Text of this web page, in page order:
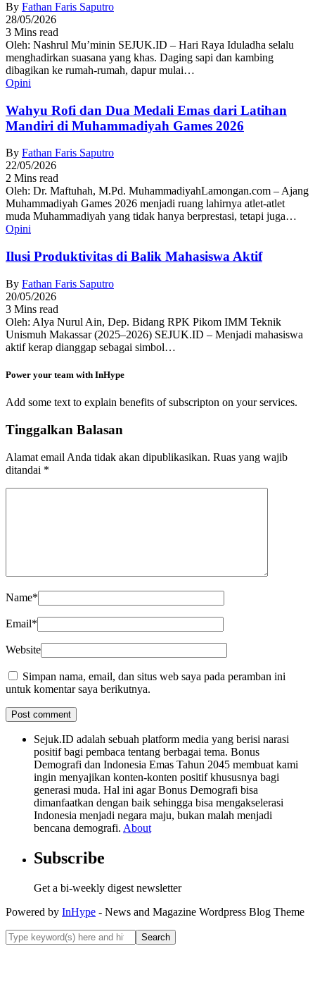
By Fathan Faris Saputro
28/05/2026
3 Mins read
Oleh: Nashrul Mu’minin SEJUK.ID – Hari Raya Iduladha selalu
menghadirkan suasana yang khas. Daging sapi dan kambing
dibagikan ke rumah-rumah, dapur mulai…
Opini
Wahyu Rofi dan Dua Medali Emas dari Latihan
Mandiri di Muhammadiyah Games 2026
By Fathan Faris Saputro
22/05/2026
2 Mins read
Oleh: Dr. Maftuhah, M.Pd. MuhammadiyahLamongan.com – Ajang
Muhammadiyah Games 2026 menjadi ruang lahirnya atlet-atlet
muda Muhammadiyah yang tidak hanya berprestasi, tetapi juga…
Opini
Ilusi Produktivitas di Balik Mahasiswa Aktif
By Fathan Faris Saputro
20/05/2026
3 Mins read
Oleh: Alya Nurul Ain, Dep. Bidang RPK Pikom IMM Teknik
Unismuh Makassar (2025–2026) SEJUK.ID – Menjadi mahasiswa
aktif kerap dianggap sebagai simbol…
Power your team with InHype
Add some text to explain benefits of subscripton on your services.
Tinggalkan Balasan
Alamat email Anda tidak akan dipublikasikan. Ruas yang wajib
ditandai *
Name*
Email*
Website
Simpan nama, email, dan situs web saya pada peramban ini
untuk komentar saya berikutnya.
Sejuk.ID adalah sebuah platform media yang berisi narasi
positif bagi pembaca tentang berbagai tema. Bonus
Demografi dan Indonesia Emas Tahun 2045 membuat kami
ingin menyajikan konten-konten positif khususnya bagi
generasi muda. Hal ini agar Bonus Demografi bisa
dimanfaatkan dengan baik sehingga bisa mengakselerasi
Indonesia menjadi negara maju, bukan malah menjadi
bencana demografi. About
Subscribe
Get a bi-weekly digest newsletter
Powered by InHype - News and Magazine Wordpress Blog Theme